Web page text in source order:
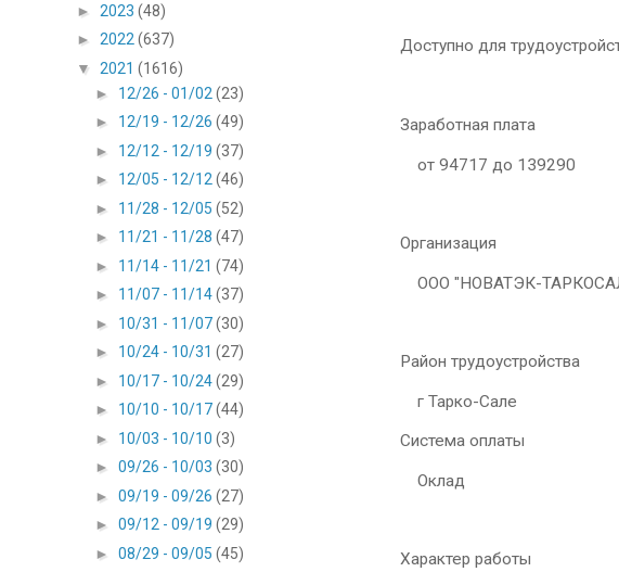
Доступно для
Заработная плата
от 94717 до 139290
Организация
ООО "НОВАТЭК-
Район трудоустройства
г Тарко-Сале
Система оплаты
Оклад
Характер работы
► 2023 (48)
► 2022 (637)
▼ 2021 (1616)
► 12/26 - 01/02 (23)
► 12/19 - 12/26 (49)
► 12/12 - 12/19 (37)
► 12/05 - 12/12 (46)
► 11/28 - 12/05 (52)
► 11/21 - 11/28 (47)
► 11/14 - 11/21 (74)
► 11/07 - 11/14(37)
► 10/31 - 11/07(30)
► 10/24 - 10/31 (27)
► 10/17 - 10/24(29)
► 10/10 - 10/17(44)
► 10/03 - 10/10 (3)
► 09/26 - 10/03 (30)
► 09/19 - 09/26 (27)
► 09/12 - 09/19 (29)
► 08/29 - 09/05 (45)